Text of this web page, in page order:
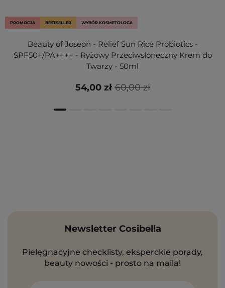
PROMOCJA BESTSELLER WYBÓR KOSMETOLOGA
Beauty of Joseon - Relief Sun Rice Probiotics -
SPF50+/PA++++ - Ryżowy Przeciwsłoneczny Krem do
Twarzy - 50ml
60,00 zł
54,00 zł
Newsletter Cosibella
Pielęgnacyjne checklisty, eksperckie porady,
beauty nowości - prosto na maila!